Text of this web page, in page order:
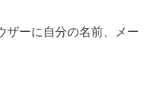
ザーに自分の名前、メー